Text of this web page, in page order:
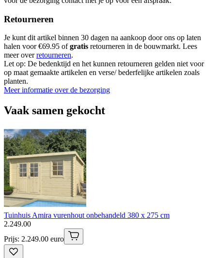
Retourneren
Je kunt dit artikel binnen 30 dagen na aankoop door ons op laten
halen voor €69.95 ofgratis retourneren in de bouwmarkt. Lees
meer overretourneren.
Let op: De bedenktijd en het kunnen retourneren gelden niet voor
op maat gemaakte artikelen en verse/ bederfelijke artikelen zoals
planten.
Meer informatie over de bezorging
Vaak samen gekocht
Tuinhuis Amira vurenhout onbehandeld 380 x 275 cm
2.249.00
Prijs: 2.249.00 euro